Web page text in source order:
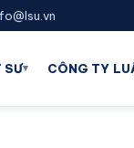
SƯ▾ CÔNG TY